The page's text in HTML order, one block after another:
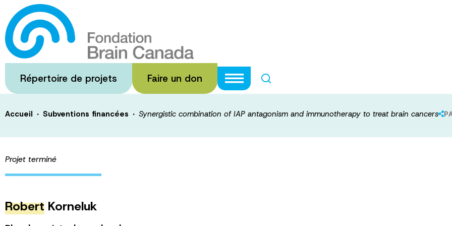
Passer
au
contenu
principal
Répertoire de projets Faire un don
Synergistic combination of IAP
immunotherapy to treat brain
Accueil · Subventions financées · Synergistic combination of IAP antagonism and immunotherapy to treat brain cancers
Projet terminé
Robert Korneluk